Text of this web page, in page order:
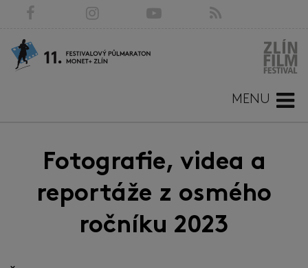
MENU
Fotografie, videa a
reportáže z osmého
ročníku 2023